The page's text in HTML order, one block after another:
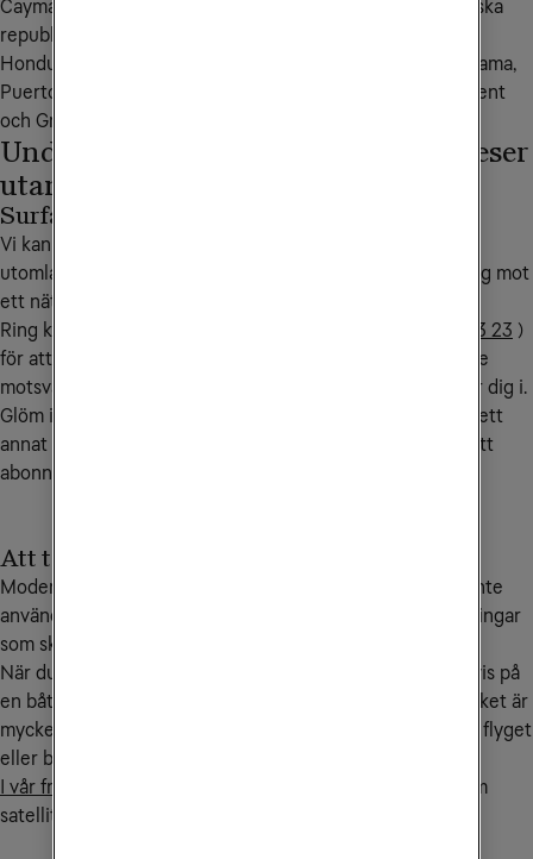
Caymanöarna, Costa Rica, Curacao, Dominica, Dominikanska
republiken, El Salvador, Grönland, Grenada, Guatemala,
Honduras, Jamaica, Kanada, Kuba, Mexiko, Nicaragua, Panama,
Puerto Rico, Saint Kitts och Nevis, Saint Lucia, Saint Vincent
och Grenadinerna, Turks och Caicos Islands, USA.
Undvik onödiga kostnader när du reser
utanför EU/EES
Surfa endast på WiFi
Vi kan lägga på en spärr på ditt abonnemang när du är
utomlands. Spärren aktiveras när din mobil kopplar upp sig mot
ett nät utomlands och avaktiveras när du kommer hem.
Ring kundservice på
+46 772 23 23 23 )
för att aktivera spärren. Samtalskostnaden till kundservice
motsvarar ett samtal till Sverige från det land du befinner dig i.
Glöm inte att sätta på dataroaming i din mobil när du är i ett
annat EU/EES-land för att kunna utnyttja mobilsurfen i ditt
abonnemang.
Att tänka på vid flyg- och båtresor
Moderna mobiler har kontakt med internet även när du inte
använder den, exempelvis för nedladdningar av uppdateringar
som sker i bakgrunden.
När du befinner dig helt utanför mobiltäckning, exempelvis på
en båt eller flygplan så sker då denna trafik via satellit, vilket är
mycket kostsamt. Slå därför av mobildata innan du går på flyget
eller båten.
I vår frågelista på denna sida
hittar du mer information om
satellitsamtal.